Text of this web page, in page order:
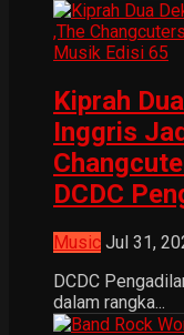
Kiprah
Inggris
DCDC
Music Jul 31,
DCDC
dalam rangka...